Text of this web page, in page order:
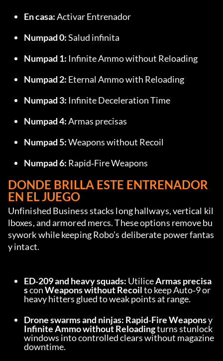
En casa: Activar Entrenador
Numpad 0: Salud infinita
Numpad 1: Infinite Ammo without Reloading
Numpad 2: Eternal Ammo with Reloading
Numpad 3: Infinite Deceleration Time
Numpad 4: Armas precisas
Numpad 5: Weapons without Recoil
Numpad 6: Rapid‑Fire Weapons
DONDE BRILLA ESTE ENTRENADOR
EN EL JUEGO
Unfinished Business stacks long hallways, vertical kil
lboxes, and armored mercs. These options remove bu
sywork while keeping Robo’s deliberate power fantas
y intact.
ED‑209 and heavy squads: Utilice Armas precisa
s con Weapons without Recoil to keep Auto‑9 or
heavy hitters glued to weak points at range.
Drone swarms and ninjas: Rapid‑Fire Weapons
Infinite Ammo without Reloading turns stunlock
windows into controlled clears without magazine
downtime.